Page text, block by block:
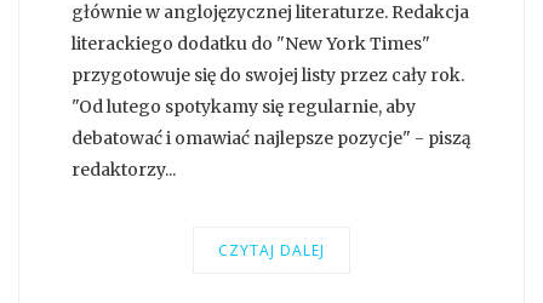
głównie w anglojęzycznej literaturze. Redakcja
literackiego dodatku do "New York Times"
przygotowuje się do swojej listy przez cały rok.
"Od lutego spotykamy się regularnie, aby
debatować i omawiać najlepsze pozycje" - piszą
redaktorzy...
CZYTAJ DALEJ